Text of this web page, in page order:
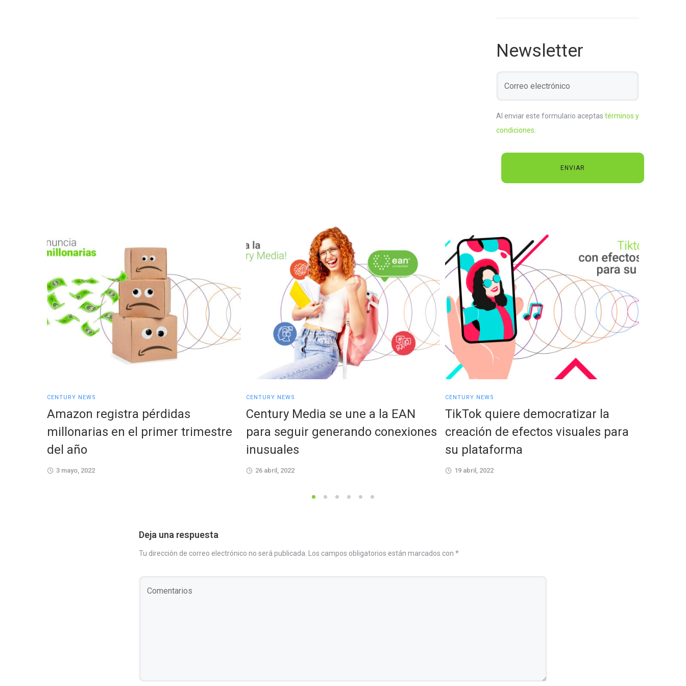
Newsletter
Al enviar este formulario aceptas términos y
condiciones
CENTURY NEWS
Amazon registra pérdidas
millonarias en el primer trimestre
del año
3 mayo, 2022
CENTURY NEWS
Century Media se une a la EAN
para seguir generando conexiones
inusuales
26 abril, 2022
CENTURY NEWS
TikTok quiere democratizar la
creación de efectos visuales para
su plataforma
19 abril, 2022
Deja una respuesta
Tu dirección de correo electrónico no será publicada. Los campos obligatorios están marcados con *